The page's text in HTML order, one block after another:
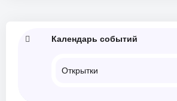
Календарь событий
Открытки